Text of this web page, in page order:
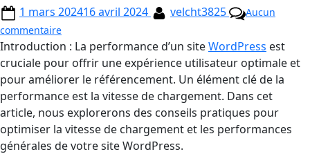
1 mars 202416 avril 2024 velcht3825
Aucun
commentaire
Introduction : La performance d’un siteWordPress est
cruciale pour offrir une expérience utilisateur optimale et
pour améliorer le référencement. Un élément clé de la
performance est la vitesse de chargement. Dans cet
article, nous explorerons des conseils pratiques pour
optimiser la vitesse de chargement et les performances
générales de votre site WordPress.